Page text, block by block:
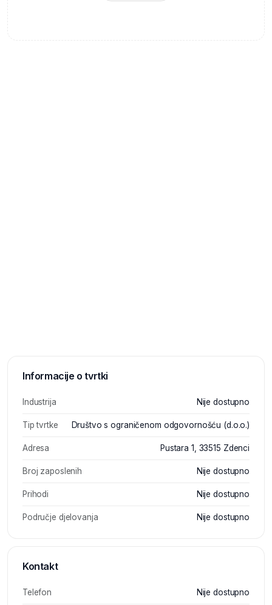
Informacije o tvrtki
Industrija Nije dostupno
Tip tvrtke Društvo s ograničenom odgovornošću (d.o.o.)
Adresa Pustara 1, 33515 Zdenci
Broj zaposlenih Nije dostupno
Prihodi Nije dostupno
Područje djelovanja Nije dostupno
Kontakt
Telefon Nije dostupno